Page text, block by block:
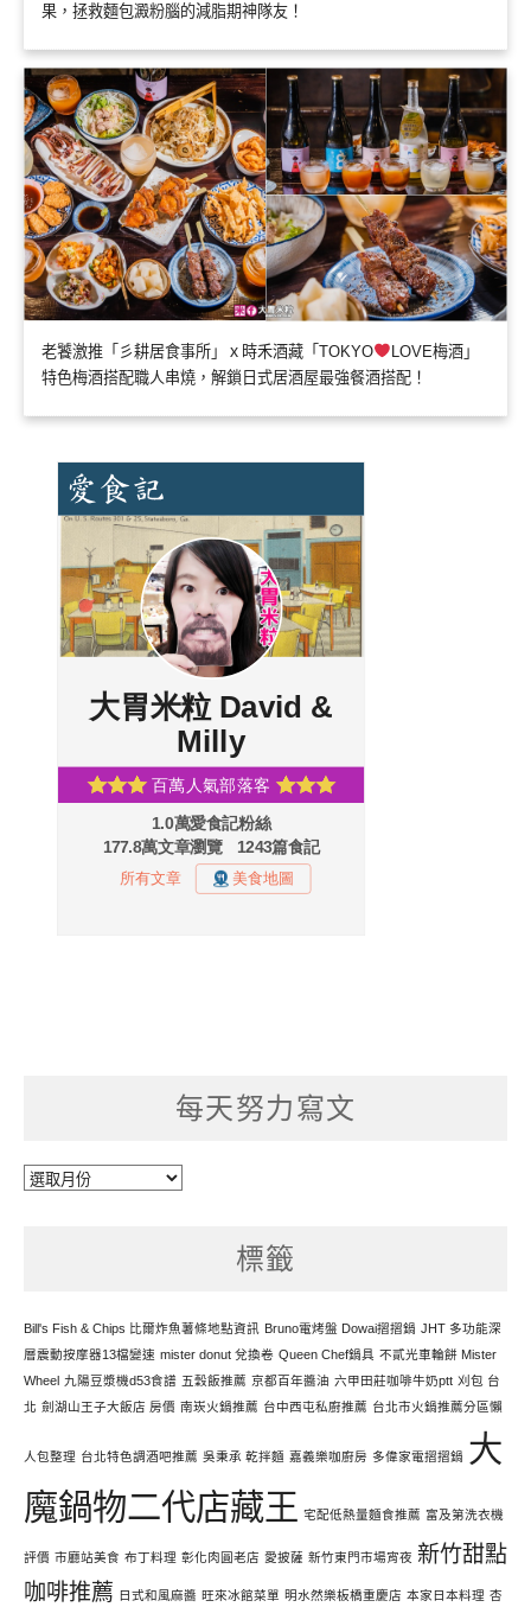
果，拯救麵包澱粉腦的減脂期神隊友！
老饕激推「彡耕居食事所」ｘ時禾酒藏「TOKYO
LOVE梅酒」
特色梅酒搭配職人串燒，解鎖日式居酒屋最強餐酒搭配！
每天努力寫文
每
標籤
Bill's Fish & Chips 比爾炸魚薯條地點資訊 Bruno電烤盤 Dowai摺摺鍋 JHT 多功能深
層震動按摩器13檔變速 mister donut 兌換卷 Queen Chef鍋具 不貳光車輪餅 Mister
Wheel 九陽豆漿機d53食譜 五穀飯推薦 京都百年醬油 六甲田莊咖啡牛奶ptt 刈包 台
北 劍湖山王子大飯店 房價 南崁火鍋推薦 台中西屯私廚推薦 台北市火鍋推薦分區懶
人包整理 台北特色調酒吧推薦 吳秉承 乾拌麵 嘉義樂咖廚房 多偉家電摺摺鍋 大
魔鍋物二代店藏王 宅配低熱量麵食推薦 富及第洗衣機
評價 市廳站美食 布丁料理 彰化肉圓老店 愛披薩 新竹東門市場宵夜 新竹甜點
咖啡推薦 日式和風麻醬 旺來冰館菜單 明水然樂板橋重慶店 本家日本料理 杏